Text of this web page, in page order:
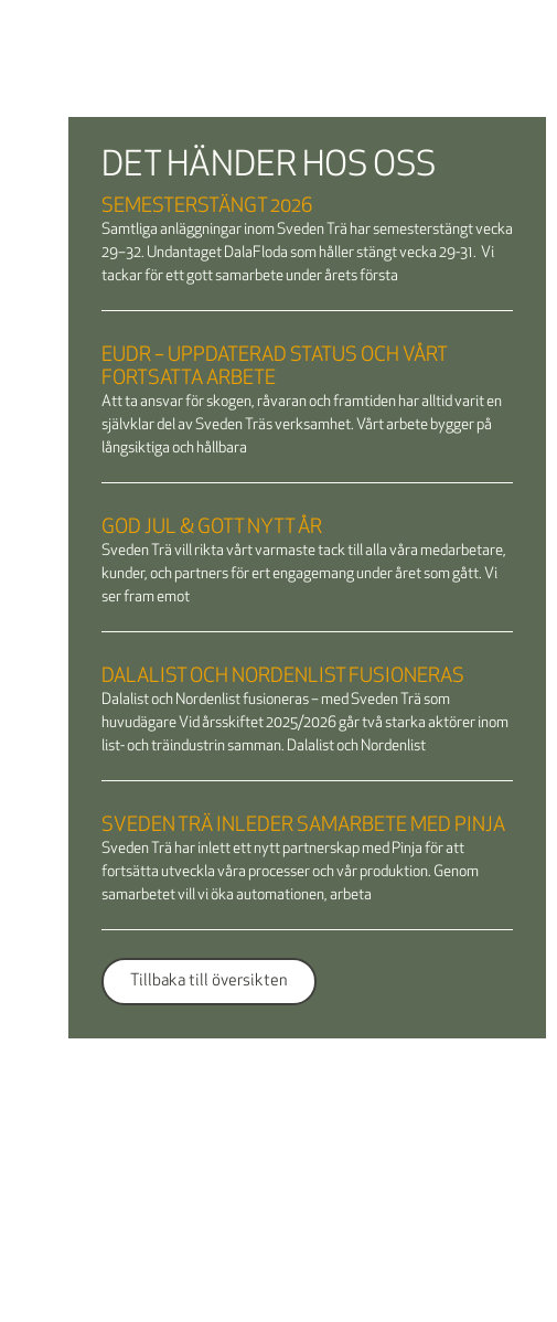
DET HÄNDER HOS OSS
SEMESTERSTÄNGT 2026
Samtliga anläggningar inom Sveden Trä har semesterstängt vecka
29–32. Undantaget DalaFloda som håller stängt vecka 29-31. Vi
tackar för ett gott samarbete under årets första
EUDR – UPPDATERAD STATUS OCH VÅRT
FORTSATTA ARBETE
Att ta ansvar för skogen, råvaran och framtiden har alltid varit en
självklar del av Sveden Träs verksamhet. Vårt arbete bygger på
långsiktiga och hållbara
GOD JUL & GOTT NYTT ÅR
Sveden Trä vill rikta vårt varmaste tack till alla våra medarbetare,
kunder, och partners för ert engagemang under året som gått. Vi
ser fram emot
DALALIST OCH NORDENLIST FUSIONERAS
Dalalist och Nordenlist fusioneras – med Sveden Trä som
huvudägare Vid årsskiftet 2025/2026 går två starka aktörer inom
list- och träindustrin samman. Dalalist och Nordenlist
SVEDEN TRÄ INLEDER SAMARBETE MED PINJA
Sveden Trä har inlett ett nytt partnerskap med Pinja för att
fortsätta utveckla våra processer och vår produktion. Genom
samarbetet vill vi öka automationen, arbeta
Tillbaka till översikten